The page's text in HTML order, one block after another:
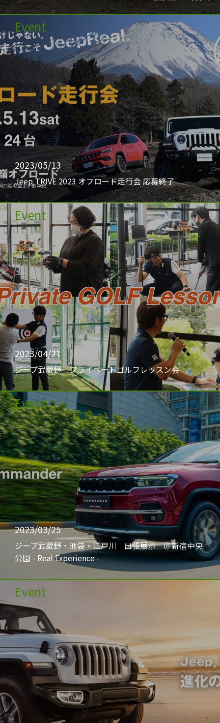
Event
2023/05/13
Jeep TRIVE 2023 オフロード走行会 応募終了
Event
2023/04/21
ジープ武蔵野 プライベートゴルフレッスン会
Event
2023/03/25
ジープ武蔵野・池袋・江戸川 出張展示 ＠新宿中央
公園 - Real Experience -
Event